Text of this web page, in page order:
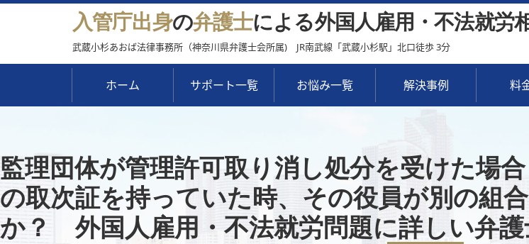
入管庁出身の弁護士による外国人雇用・不法就労
武蔵小杉あおば法律事務所（神奈川県弁護士会所属) JR南武線「武蔵小杉駅」北口徒歩 3分
ホーム サポート一覧 お悩み一覧 解決事例 料
監理団体が管理許可取り消し処分を受けた場
の取次証を持っていた時、その役員が別の組
か？ 外国人雇用・不法就労問題に詳しい弁護